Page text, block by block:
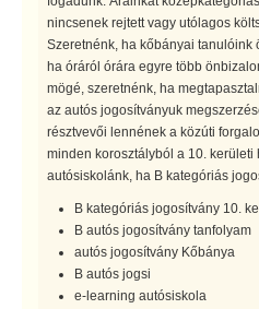
nincsenek rejtett vagy utólagos
Szeretnénk, ha kőbányai tanulóink
ha óráról órára egyre több
mögé, szeretnénk, ha
az autós jogosítványuk
résztvevői lennének a közúti
minden korosztályból a 10. kerületi
autósiskolánk, ha B kategóriás
B kategóriás jogosítvány 10.
B autós jogosítvány tanfolyam
autós jogosítvány Kőbánya
B autós jogsi
e-learning autósiskola